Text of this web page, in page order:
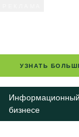
УЗНАТЬ
Информационный
бизнесе